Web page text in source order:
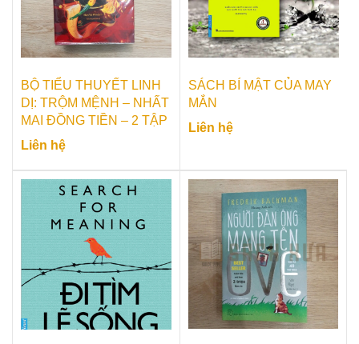
BỘ TIỂU THUYẾT LINH
DỊ: TRỘM MỆNH – NHẤT
MAI ĐỒNG TIỀN – 2 TẬP
Liên hệ
SÁCH BÍ MẬT CỦA MAY
MẮN
Liên hệ